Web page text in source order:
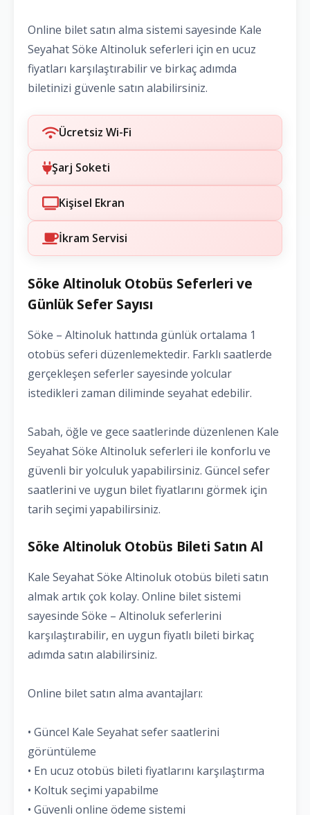
Online bilet satın alma sistemi sayesinde Kale
Seyahat Söke Altinoluk seferleri için en ucuz
fiyatları karşılaştırabilir ve birkaç adımda
biletinizi güvenle satın alabilirsiniz.
Ücretsiz Wi-Fi
Şarj Soketi
Kişisel Ekran
İkram Servisi
Söke Altinoluk Otobüs Seferleri ve
Günlük Sefer Sayısı
Söke – Altinoluk hattında günlük ortalama 1
otobüs seferi düzenlemektedir. Farklı saatlerde
gerçekleşen seferler sayesinde yolcular
istedikleri zaman diliminde seyahat edebilir.
Sabah, öğle ve gece saatlerinde düzenlenen Kale
Seyahat Söke Altinoluk seferleri ile konforlu ve
güvenli bir yolculuk yapabilirsiniz. Güncel sefer
saatlerini ve uygun bilet fiyatlarını görmek için
tarih seçimi yapabilirsiniz.
Söke Altinoluk Otobüs Bileti Satın Al
Kale Seyahat Söke Altinoluk otobüs bileti satın
almak artık çok kolay. Online bilet sistemi
sayesinde Söke – Altinoluk seferlerini
karşılaştırabilir, en uygun fiyatlı bileti birkaç
adımda satın alabilirsiniz.
Online bilet satın alma avantajları:
• Güncel Kale Seyahat sefer saatlerini
görüntüleme
• En ucuz otobüs bileti fiyatlarını karşılaştırma
• Koltuk seçimi yapabilme
• Güvenli online ödeme sistemi